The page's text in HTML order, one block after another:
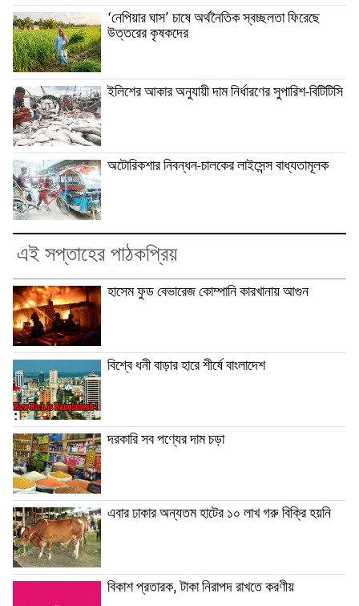
‘নেপিয়ার ঘাস’ চাষে অর্থনৈতিক স্বচ্ছলতা ফিরেছে
উত্তরের কৃষকদের
ইলিশের আকার অনুযায়ী দাম নির্ধারণের সুপারিশ-বিটিটিসি
অটোরিকশার নিবন্ধন-চালকের লাইসেন্স বাধ্যতামূলক
এই সপ্তাহের পাঠকপ্রিয়
হাসেম ফুড বেভারেজ কোম্পানি কারখানায় আগুন
বিশ্বে ধনী বাড়ার হারে শীর্ষে বাংলাদেশ
দরকারি সব পণ্যের দাম চড়া
এবার ঢাকার অন্যতম হাটের ১০ লাখ গরু বিক্রি হয়নি
বিকাশ প্রতারক, টাকা নিরাপদ রাখতে করণীয়